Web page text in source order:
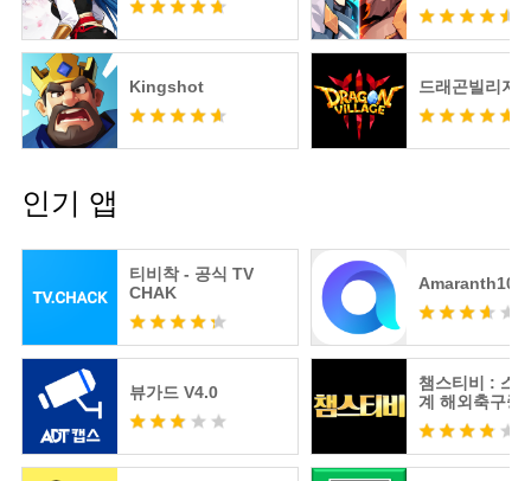
Kingshot 드래곤빌리지3
인기 앱
티비착 - 공식 TV
CHAK
뷰가드 V4.0
Amaranth10
챔스티비 : 스
계 해외축구중
츠분석